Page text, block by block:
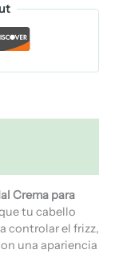
Crema para
tu cabello
controlar el frizz,
una apariencia